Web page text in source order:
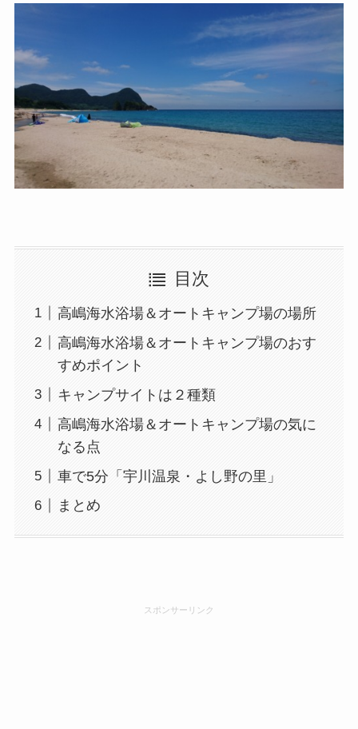
目次
高嶋海水浴場＆オートキャンプ場の場所
高嶋海水浴場＆オートキャンプ場のおす
すめポイント
キャンプサイトは２種類
高嶋海水浴場＆オートキャンプ場の気に
なる点
車で5分「宇川温泉・よし野の里」
まとめ
スポンサーリンク